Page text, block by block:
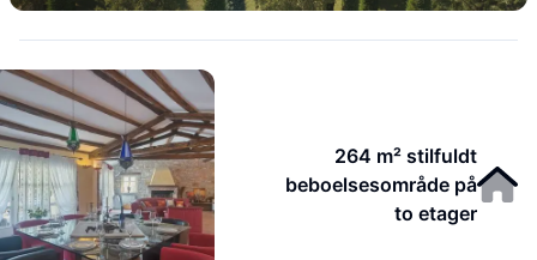
264 m² stilfuldt
beboelsesområde på
to etager